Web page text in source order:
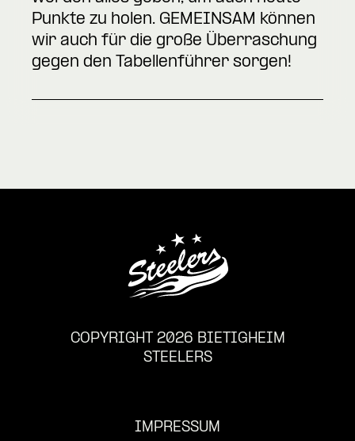
Punkte zu holen. GEMEINSAM können
wir auch für die große Überraschung
gegen den Tabellenführer sorgen!
COPYRIGHT 2026 BIETIGHEIM
STEELERS
IMPRESSUM